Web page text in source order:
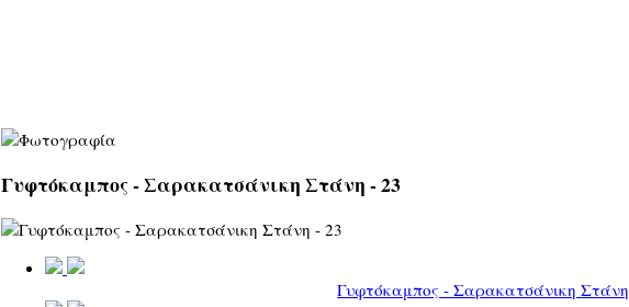
Γυφτόκαμπος - Σαρακατσάνικη Στάνη - 23
Γυφτόκαμπος - Σαρακατσάνικη Στάνη